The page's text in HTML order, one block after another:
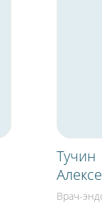
Тучин
Врач-